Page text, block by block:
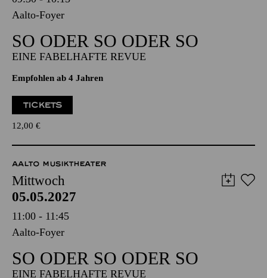
05.05.2027
09:30 - 10:15
Aalto-Foyer
SO ODER SO ODER SO
EINE FABELHAFTE REVUE
Empfohlen ab 4 Jahren
12,00€
AALTO MUSIKTHEATER
Mittwoch
05.05.2027
11:00 - 11:45
Aalto-Foyer